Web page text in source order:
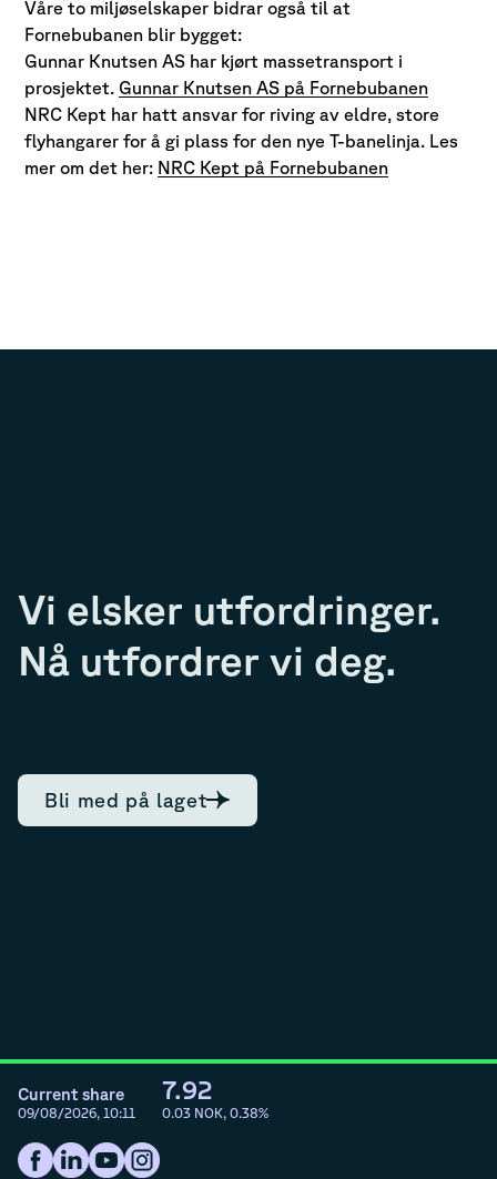
Våre to miljøselskaper bidrar også til at
Fornebubanen blir bygget:
Gunnar Knutsen AS har kjørt massetransport i
prosjektet. Gunnar Knutsen AS på Fornebubanen
NRC Kept har hatt ansvar for riving av eldre, store
flyhangarer for å gi plass for den nye T-banelinja. Les
mer om det her: NRC Kept på Fornebubanen
Vi elsker utfordringer.
Nå utfordrer vi deg.
Bli med på laget
Current share
09/08/2026, 10:11
7.92
0.03 NOK, 0.38%